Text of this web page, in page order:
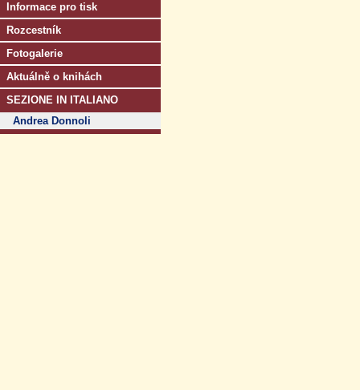
Informace pro tisk
Rozcestník
Fotogalerie
Aktuálně o knihách
SEZIONE IN ITALIANO
Andrea Donnoli